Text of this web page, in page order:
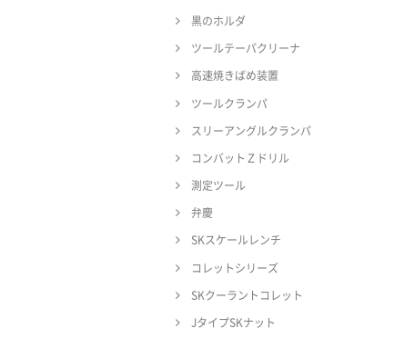
黒のホルダ
ツールテーパクリーナ
高速焼きばめ装置
ツールクランパ
スリーアングルクランパ
コンバットＺドリル
測定ツール
弁慶
SKスケールレンチ
コレットシリーズ
SKクーラントコレット
JタイプSKナット